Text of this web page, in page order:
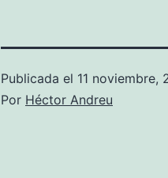
Publicada el 11 noviembre,
Por Héctor Andreu